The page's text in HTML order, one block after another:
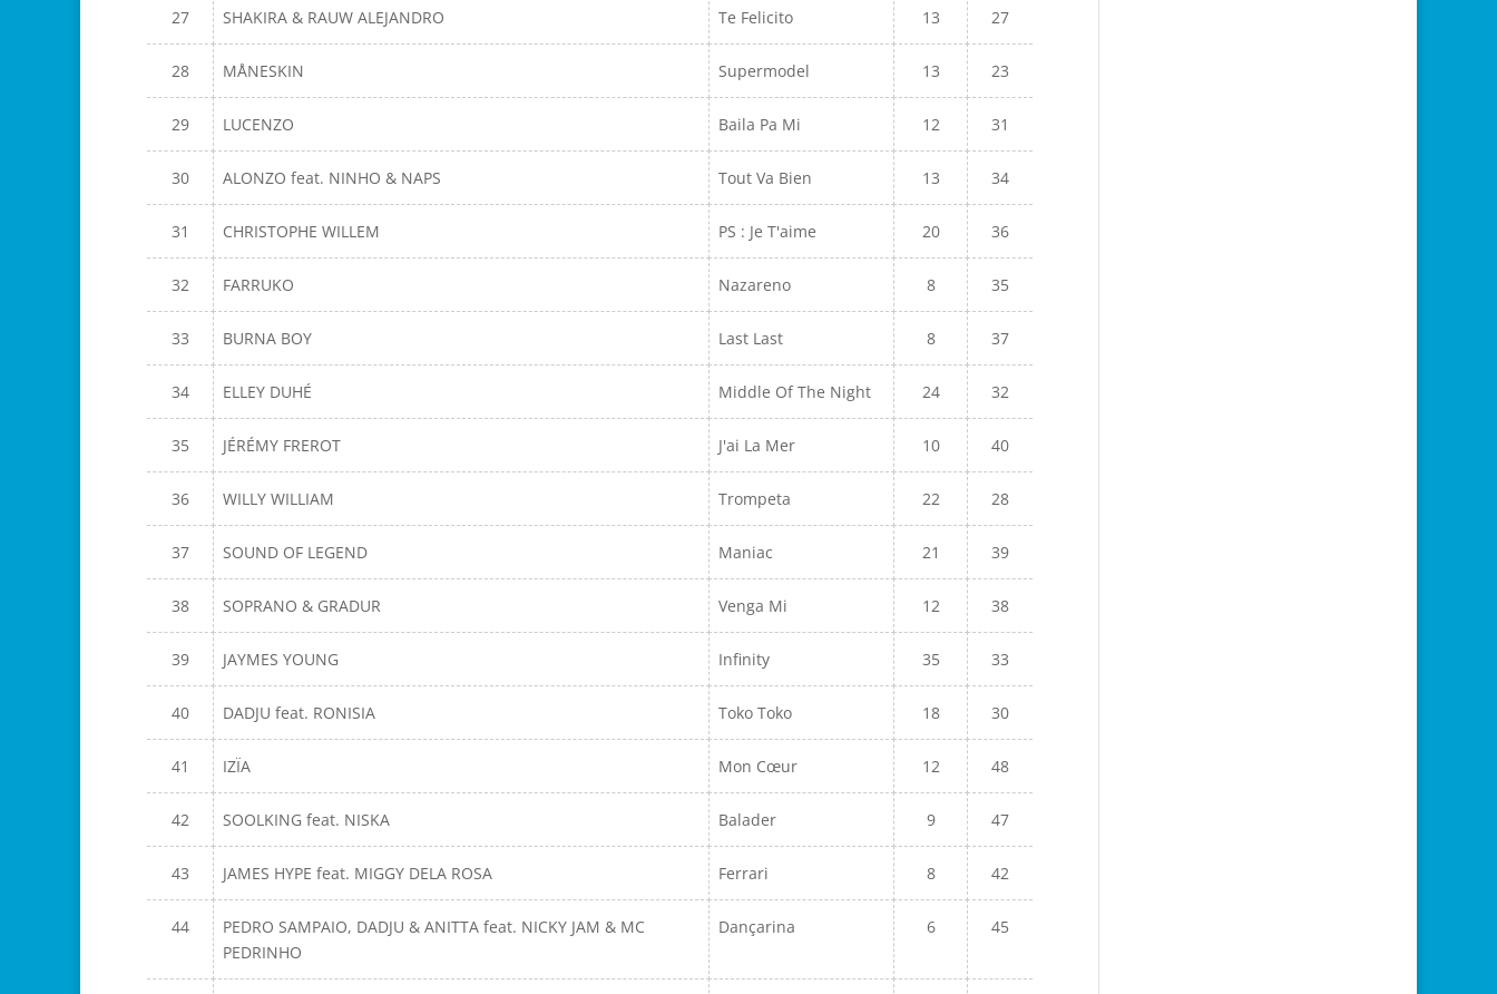
27 SHAKIRA & RAUW ALEJANDRO Te Felicito 13 27
28 MÅNESKIN Supermodel 13 23
29 LUCENZO Baila Pa Mi 12 31
30 ALONZO feat. NINHO & NAPS Tout Va Bien 13 34
31 CHRISTOPHE WILLEM PS : Je T'aime 20 36
32 FARRUKO Nazareno 8 35
33 BURNA BOY Last Last 8 37
34 ELLEY DUHÉ Middle Of The Night 24 32
35 JÉRÉMY FREROT J'ai La Mer 10 40
36 WILLY WILLIAM Trompeta 22 28
37 SOUND OF LEGEND Maniac 21 39
38 SOPRANO & GRADUR Venga Mi 12 38
39 JAYMES YOUNG Infinity 35 33
40 DADJU feat. RONISIA Toko Toko 18 30
41 IZÏA Mon Cœur 12 48
42 SOOLKING feat. NISKA Balader 9 47
43 JAMES HYPE feat. MIGGY DELA ROSA Ferrari 8 42
44
PEDRO SAMPAIO, DADJU & ANITTA feat. NICKY JAM & MC
PEDRINHO
Dançarina 6 45